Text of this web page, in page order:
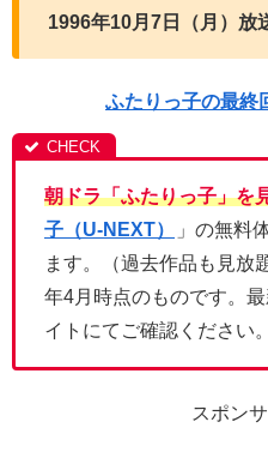
1996年10月7日（月）放
ふたりっ子の最
朝ドラ「ふたりっ子」を
子（U-NEXT）
」の無料
ます。（過去作品も見放
年4月時点のものです。
イトにてご確認ください。
スポン